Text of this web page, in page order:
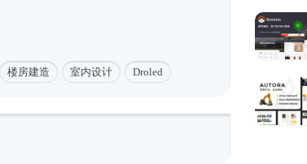
楼房建造 室内设计 Droled